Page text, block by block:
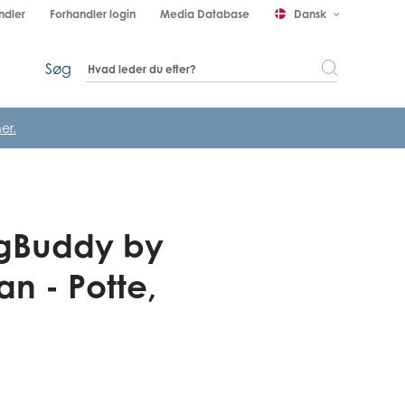
Forhandler login Media Database Dansk keyboard_arrow_down
Søg
by
- Potte,